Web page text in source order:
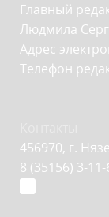
Главный
Людмила
Адрес
Телефон
456970, г.
8 (35156) 3-11-